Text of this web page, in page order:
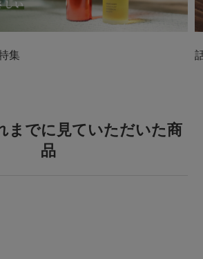
集
までに見ていただいた商
品